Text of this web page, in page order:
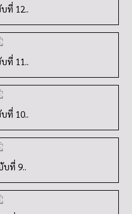
ที่ 12..
ที่ 11..
ที่ 10..
ที่ 9..